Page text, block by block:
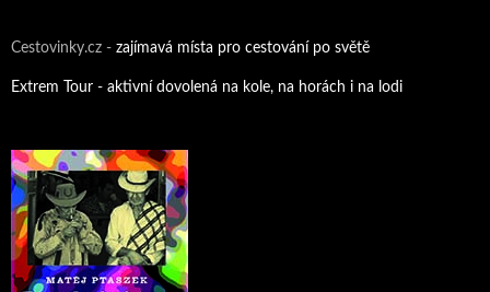
Cestovinky.cz - zajímavá místa pro cestování po světě
Extrem Tour - aktivní dovolená na kole, na horách i na lodi